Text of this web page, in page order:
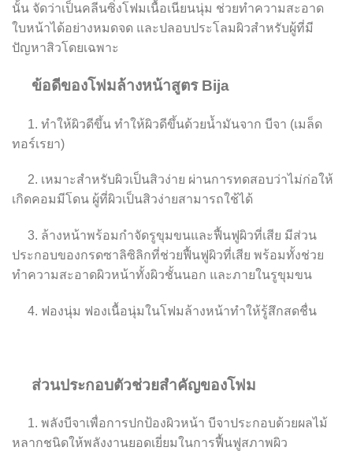
นั้น จัดว่าเป็นคลีนซิ่งโฟมเนื้อเนียนนุ่ม ช่วยทำความสะอาด
ใบหน้าได้อย่างหมดจด และปลอบประโลมผิวสำหรับผู้ที่มี
ปัญหาสิวโดยเฉพาะ
ข้อดีของโฟมล้างหน้าสูตร Bija
1. ทำให้ผิวดีขึ้น ทำให้ผิวดีขึ้นด้วยน้ำมันจาก บีจา (เมล็ด
ทอร์เรยา)
2. เหมาะสำหรับผิวเป็นสิวง่าย ผ่านการทดสอบว่าไม่ก่อให้
เกิดคอมมีโดน ผู้ที่ผิวเป็นสิวง่ายสามารถใช้ได้
3. ล้างหน้าพร้อมกำจัดรูขุมขนและฟื้นฟูผิวที่เสีย มีส่วน
ประกอบของกรดซาลิซิลิกที่ช่วยฟื้นฟูผิวที่เสีย พร้อมทั้งช่วย
ทำความสะอาดผิวหน้าทั้งผิวชั้นนอก และภายในรูขุมขน
4. ฟองนุ่ม ฟองเนื้อนุ่มในโฟมล้างหน้าทำให้รู้สึกสดชื่น
ส่วนประกอบตัวช่วยสำคัญของโฟม
1. พลังบีจาเพื่อการปกป้องผิวหน้า บีจาประกอบด้วยผลไม้
หลากชนิดให้พลังงานยอดเยี่ยมในการฟื้นฟูสภาพผิว